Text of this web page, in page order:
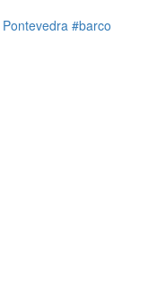
Pontevedra #barco